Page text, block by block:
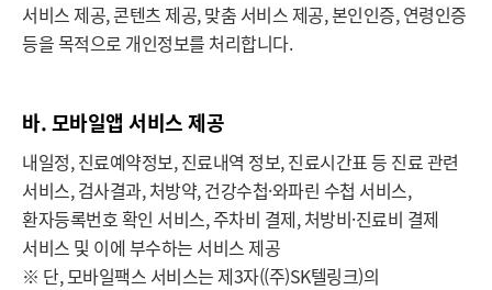
서비스 제공, 콘텐츠 제공, 맞춤 서비스 제공, 본인인증, 연령인증
등을 목적으로 개인정보를 처리합니다.
바. 모바일앱 서비스 제공
내일정, 진료예약정보, 진료내역 정보, 진료시간표 등 진료 관련
서비스, 검사결과, 처방약, 건강수첩·와파린 수첩 서비스,
환자등록번호 확인 서비스, 주차비 결제, 처방비·진료비 결제
서비스 및 이에 부수하는 서비스 제공
※ 단, 모바일팩스 서비스는 제3자((주)SK텔링크)의